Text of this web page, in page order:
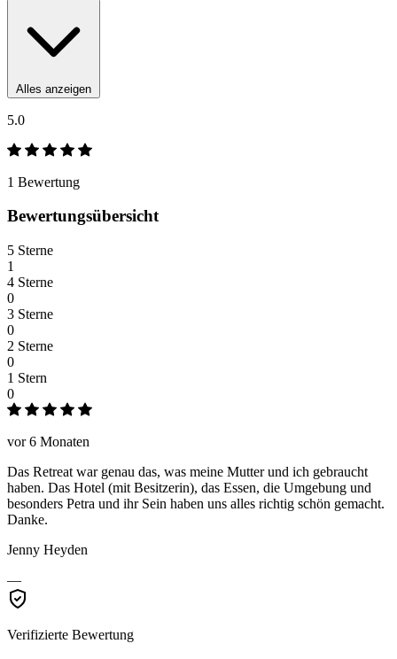
Alles anzeigen
5.0
1 Bewertung
Bewertungsübersicht
5 Sterne
1
4 Sterne
0
3 Sterne
0
2 Sterne
0
1 Stern
0
vor 6 Monaten
Das Retreat war genau das, was meine Mutter und ich gebraucht
haben. Das Hotel (mit Besitzerin), das Essen, die Umgebung und
besonders Petra und ihr Sein haben uns alles richtig schön gemacht.
Danke.
Jenny Heyden
—
Verifizierte Bewertung